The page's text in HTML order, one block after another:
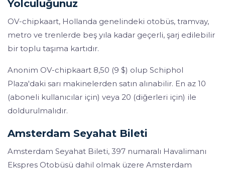
Yolculuğunuz
OV-chipkaart, Hollanda genelindeki otobüs, tramvay,
metro ve trenlerde beş yıla kadar geçerli, şarj edilebilir
bir toplu taşıma kartıdır.
Anonim OV-chipkaart 8,50 (9 $) olup Schiphol
Plaza'daki sarı makinelerden satın alınabilir. En az 10
(aboneli kullanıcılar için) veya 20 (diğerleri için) ile
doldurulmalıdır.
Amsterdam Seyahat Bileti
Amsterdam Seyahat Bileti, 397 numaralı Havalimanı
Ekspres Otobüsü dahil olmak üzere Amsterdam